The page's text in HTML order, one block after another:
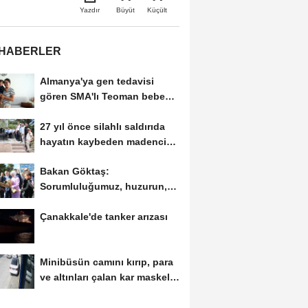
Yazdır Büyüt Küçült
Almanya'ya gen tedavisi
gören SMA'lı Teoman bebek
27 yıl önce silahlı saldırıda
hayatın kaybeden madenci
Bakan Göktaş:
Sorumluluğumuz, huzurun,
da...
Çanakkale'de tanker arızası
Minibüsün camını kırıp, para
ve altınları çalan kar maskeli